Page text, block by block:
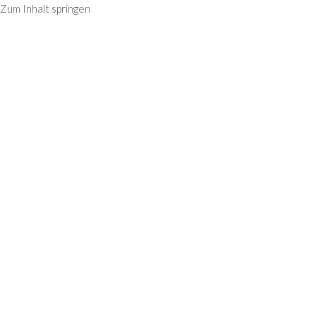
Zum Inhalt springen